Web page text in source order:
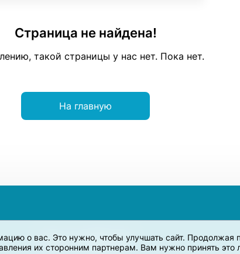
о вас. Это нужно, чтобы улучшать сайт. Продолжая
их сторонним партнерам. Вам нужно принять это
Страница не найдена!
такой страницы у нас нет. Пока нет.
На главную